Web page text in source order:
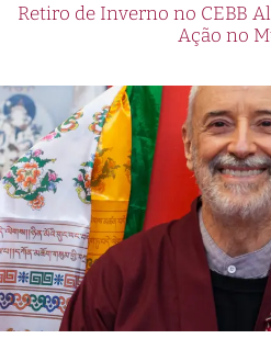
Retiro de Inverno no CEBB
Ação no